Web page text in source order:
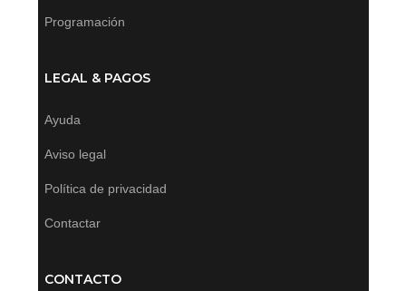
Programación
LEGAL & PAGOS
Ayuda
Aviso legal
Política de privacidad
Contactar
CONTACTO